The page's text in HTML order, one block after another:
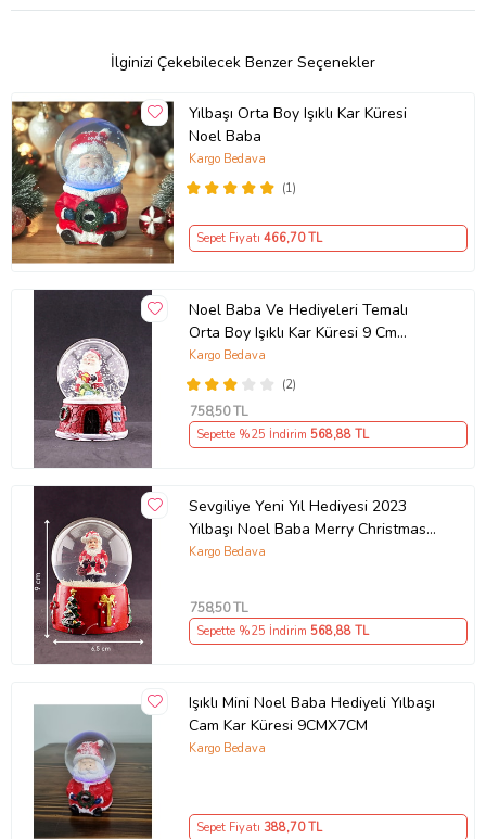
Boy: 9 cm
Yeni Yıl 2023 Noel Baba Tasarımlı 9 cm Orta Boy Işıklı Kar Küresi
Ürün müzikli değildir.
Ürün Kodu:kcm89806737
İlginizi Çekebilecek Benzer Seçenekler
Yılbaşı Orta Boy Işıklı Kar Küresi
Noel Baba
(1)
Kargo Bedava
Sepet Fiyatı 466,70 TL
Noel Baba Ve Hediyeleri Temalı
Orta Boy Işıklı Kar Küresi 9 Cm
Hediye Yeni Yıl
(2)
Kargo Bedava
758,50 TL
Sepette %25 İndirim 568,88 TL
Sevgiliye Yeni Yıl Hediyesi 2023
Yılbaşı Noel Baba Merry Christmas
Tasarımlı 9 cm Işıklı Kar Küresi
Kargo Bedava
758,50 TL
Sepette %25 İndirim 568,88 TL
Işıklı Mini Noel Baba Hediyeli Yılbaşı
Cam Kar Küresi 9CMX7CM
Kargo Bedava
Sepet Fiyatı 388,70 TL